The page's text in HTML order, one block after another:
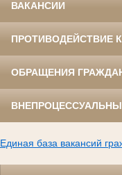
ВАКАНСИИ
ПРОТИВОДЕЙСТВИЕ
ОБРАЩЕНИЯ
Единая база вакансий